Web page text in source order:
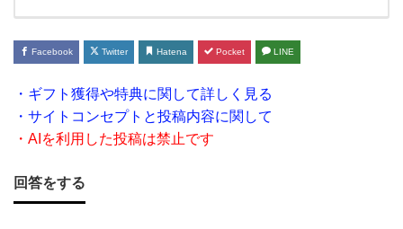
ド
ラ
マ・
ア
メ
Facebook Twitter Hatena Pocket LINE
・ギフト獲得や特典に関して詳しく見る
・サイトコンセプトと投稿内容に関して
・AIを利用した投稿は禁止です
回答をする